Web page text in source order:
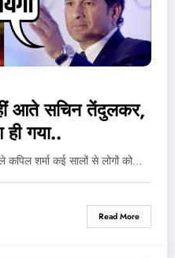
आते सचिन तेंदुलकर,
गया..
कपिल शर्मा कई सालों से लोगों को…
Read More